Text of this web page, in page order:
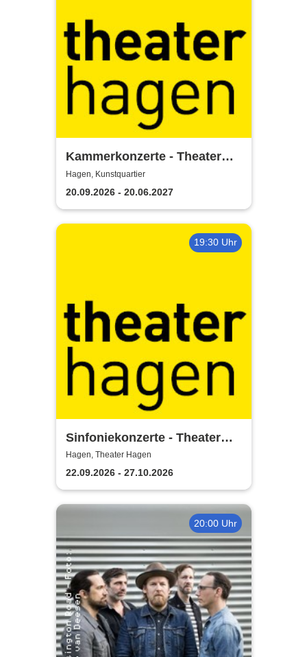
Kammerkonzerte - Theater
Hagen
Hagen, Kunstquartier
20.09.2026 - 20.06.2027
19:30 Uhr
Sinfoniekonzerte - Theater
Hagen
Hagen, Theater Hagen
22.09.2026 - 27.10.2026
20:00 Uhr